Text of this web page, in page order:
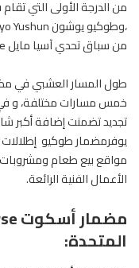
من سباق تحدي آسيا مايل Asian Mile Challenge الشهير.
طول المسار العشبي في
تجديد تضمنت إضافة أكبر
يوفرمضمار طوكيو
مواقع بيع طعام
الأعمال الفنية الرائعة.
المتحدة: